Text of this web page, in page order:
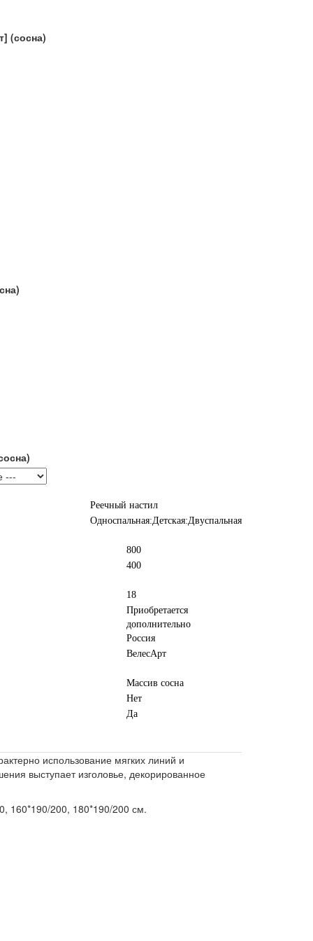
(сосна)
Реечный настил
Односпальная:Детская:Двуспальная
800
400
18
Приобретается
дополнительно
Россия
ВелесАрт
Массив сосна
Нет
Да
использование мягких линий и
выступает изголовье, декорированное
160*190/200, 180*190/200 см.